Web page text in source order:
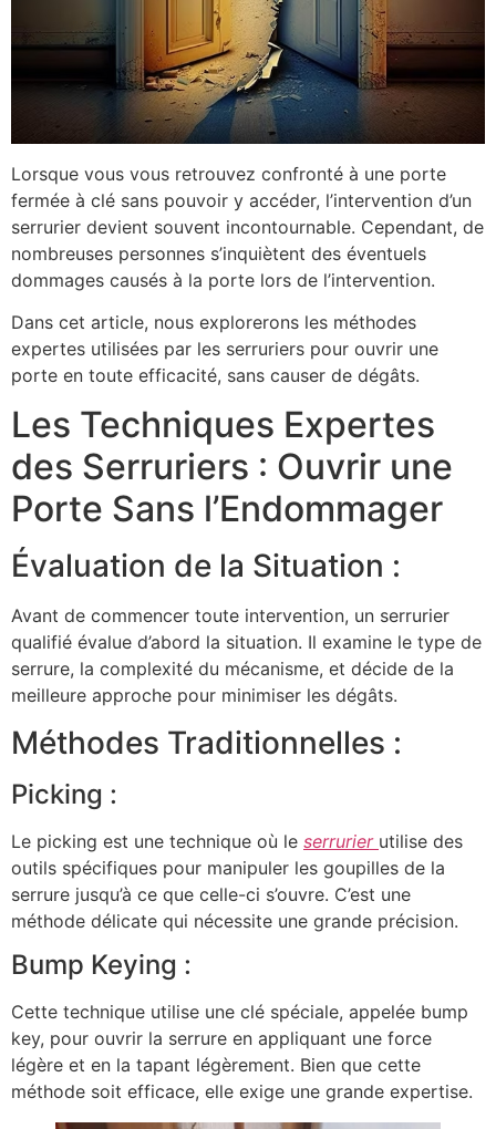
Lorsque vous vous retrouvez confronté à une porte
fermée à clé sans pouvoir y accéder, l’intervention d’un
serrurier devient souvent incontournable. Cependant, de
nombreuses personnes s’inquiètent des éventuels
dommages causés à la porte lors de l’intervention.
Dans cet article, nous explorerons les méthodes
expertes utilisées par les serruriers pour ouvrir une
porte en toute efficacité, sans causer de dégâts.
Les Techniques Expertes
des Serruriers : Ouvrir une
Porte Sans l’Endommager
Évaluation de la Situation :
Avant de commencer toute intervention, un serrurier
qualifié évalue d’abord la situation. Il examine le type de
serrure, la complexité du mécanisme, et décide de la
meilleure approche pour minimiser les dégâts.
Méthodes Traditionnelles :
Picking :
Le picking est une technique où le serrurier utilise des
outils spécifiques pour manipuler les goupilles de la
serrure jusqu’à ce que celle-ci s’ouvre. C’est une
méthode délicate qui nécessite une grande précision.
Bump Keying :
Cette technique utilise une clé spéciale, appelée bump
key, pour ouvrir la serrure en appliquant une force
légère et en la tapant légèrement. Bien que cette
méthode soit efficace, elle exige une grande expertise.